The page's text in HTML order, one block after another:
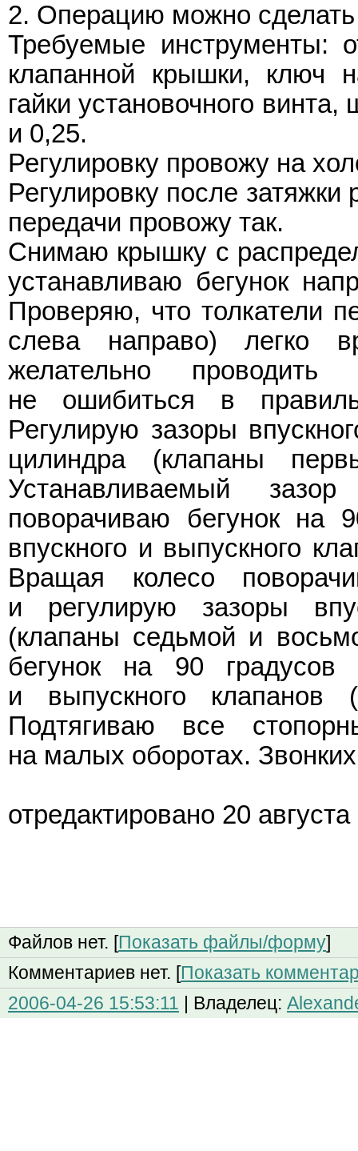
2. Операцию можно сделать
Требуемые инструменты:
клапанной крышки, ключ
гайки установочного
и 0,25.
Регулировку провожу на
Регулировку после
передачи провожу так.
Снимаю крышку с
устанавливаю бегунок
Проверяю, что толкатели
слева направо) легко
желательно
не ошибиться в
Регулирую зазоры
цилиндра (клапаны
Устанавливаемый
поворачиваю бегунок на
впускного и выпускного
Вращая колесо
и регулирую зазоры
(клапаны седьмой и
бегунок на 90 градусов
и выпускного клапанов
Подтягиваю все
на малых оборотах.
отредактировано 20
Файлов нет. [Показать файлы/форму]
Комментариев нет. [Показать
2006-04-26 15:53:11 | Владелец: